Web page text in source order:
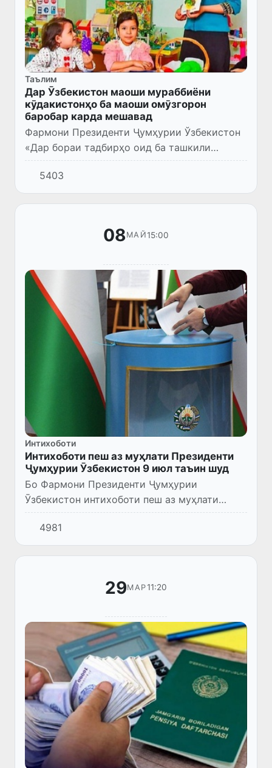
Таълим
Дар Ӯзбекистон маоши мураббиёни
кӯдакистонҳо ба маоши омӯзгорон
баробар карда мешавад
Фармони Президенти Ҷумҳурии Ўзбекистон
«Дар бораи тадбирҳо оид ба ташкили
самараноки фаъолияти Вазорати таълими
томактабӣ ва мактабӣ ва ташкилотҳои
низоми он» (ФП аз 26.05.2023с.,...
5403
08МАЙ15:00
Интихоботи
Интихоботи пеш аз муҳлати Президенти
Ҷумҳурии Ӯзбекистон 9 июл таъин шуд
Бо Фармони Президенти Ҷумҳурии
Ӯзбекистон интихоботи пеш аз муҳлати
Президенти Ҷумҳурии Ӯзбекистон ба санаи 9
июли соли 2023 таъин карда шуд.
4981
29МАР11:20